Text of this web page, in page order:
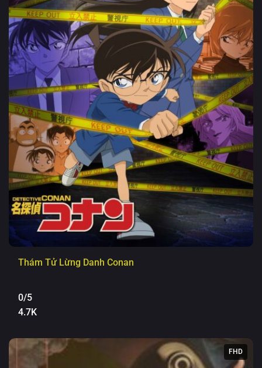
Thám Tử Lừng Danh Conan
0/5
4.7K
FHD